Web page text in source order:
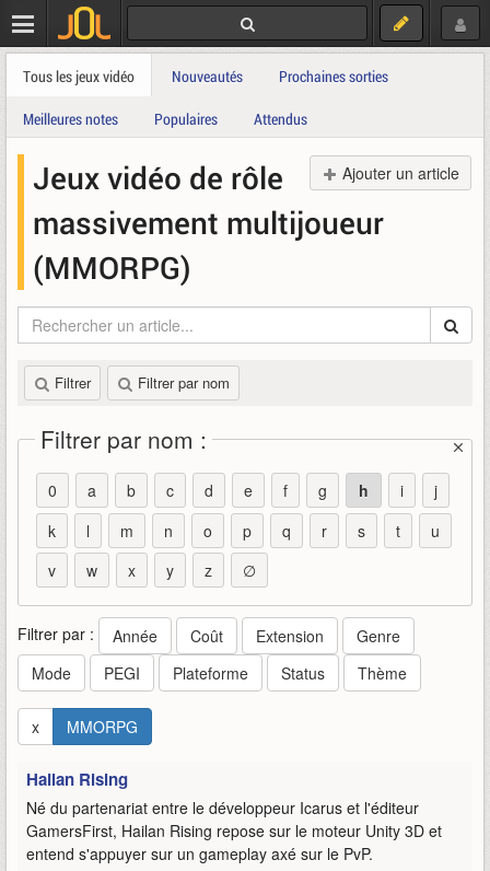
Tous les jeux vidéo Nouveautés Prochaines sorties
Meilleures notes Populaires Attendus
Ajouter un article
Jeux vidéo de rôle
massivement multijoueur
(MMORPG)
Filtrer Filtrer par nom
Filtrer par nom :
0 a b c d e f g h i
j
k
l m n o p q r s t
u
v
w x y z ∅
Filtrer par : Année Coût Extension
Genre
Mode
PEGI Plateforme Status Thème
x MMORPG
Hailan Rising
Né du partenariat entre le développeur Icarus et l'éditeur
GamersFirst, Hailan Rising repose sur le moteur Unity 3D et
entend s'appuyer sur un gameplay axé sur le PvP.